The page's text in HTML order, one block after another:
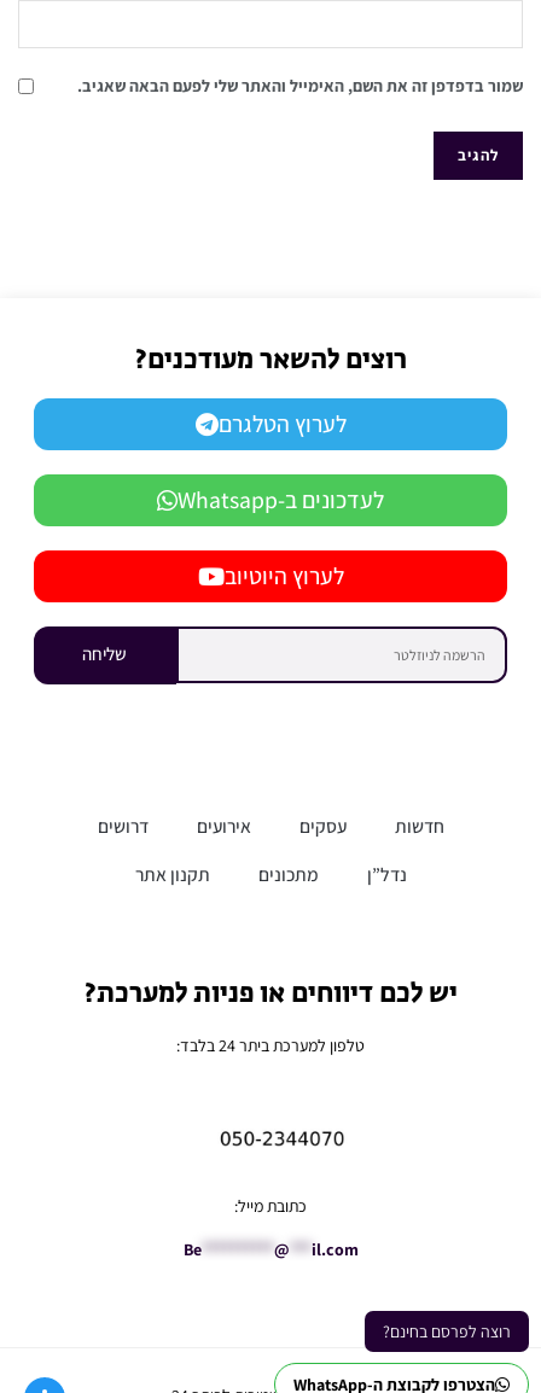
שמור בדפדפן זה את השם, האימייל והאתר שלי לפעם הבאה שאגיב.
הצטרפו לקבוצת ה-WhatsApp
רוצה לפרסם בחינם?
רוצים להשאר מעודכנים?
לערוץ הטלגרם
לעדכונים ב-Whatsapp
לערוץ היוטיוב
שליחה
חדשות עסקים אירועים
דרושים
נדל”ן
מתכונים תקנון אתר
יש לכם דיווחים או פניות למערכת?
טלפון למערכת ביתר 24 בלבד:
כתובת מייל:
Be********** @ *** il.com